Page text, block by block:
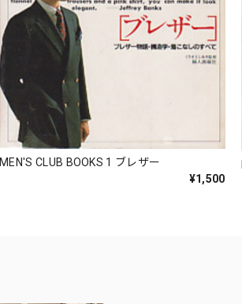
MEN'S CLUB BOOKS 1 ブレザー
¥1,500